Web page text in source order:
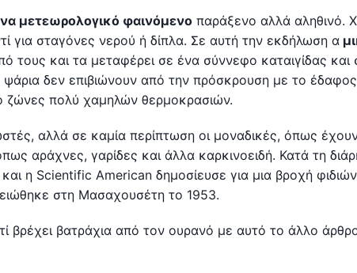
μετεωρολογικό φαινόμενο παράξενο αλλά αληθινό.
για σταγόνες νερού ή δίπλα. Σε αυτή την εκδήλωση α
τους και τα μεταφέρει σε ένα σύννεφο καταιγίδας και
δεν επιβιώνουν από την πρόσκρουση με το
ζώνες πολύ χαμηλών θερμοκρασιών.
αλλά σε καμία περίπτωση οι μοναδικές, όπως
αράχνες, γαρίδες και άλλα καρκινοειδή. Κατά τη
η Scientific American δημοσίευσε για μια βροχή
στη Μασαχουσέτη το 1953.
βρέχει βατράχια από τον ουρανό με αυτό το άλλο